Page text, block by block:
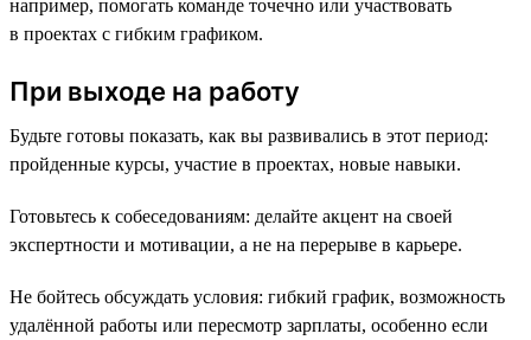
например, помогать команде точечно или участвовать
в проектах с гибким графиком.
При выходе на работу
Будьте готовы показать, как вы развивались в этот период:
пройденные курсы, участие в проектах, новые навыки.
Готовьтесь к собеседованиям: делайте акцент на своей
экспертности и мотивации, а не на перерыве в карьере.
Не бойтесь обсуждать условия: гибкий график, возможность
удалённой работы или пересмотр зарплаты, особенно если